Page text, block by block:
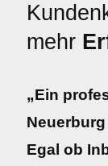
mehr
„Ein
Egal ob